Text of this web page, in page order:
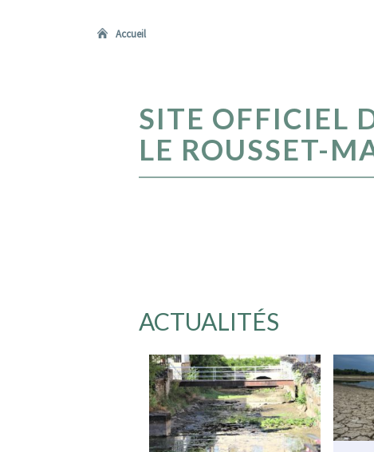
Accueil
OFFICIEL
DE
LA
COMMUNE
SITE OFFICIEL
LE ROUSSET-
ACTUALITÉS